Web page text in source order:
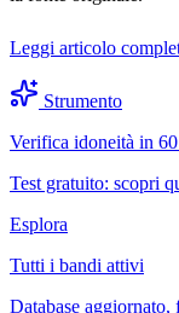
Leggi articolo
Strumento
Verifica idoneità in
Test gratuito: scopri
Esplora
Tutti i bandi attivi
Database